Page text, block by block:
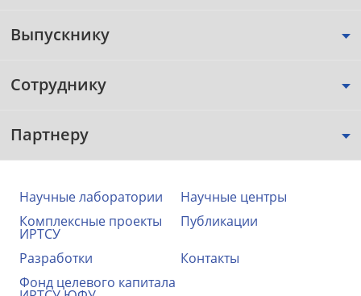
Выпускнику
Сотруднику
Партнеру
Научные лаборатории
Научные центры
Комплексные проекты
ИРТСУ
Публикации
Разработки
Контакты
Фонд целевого капитала